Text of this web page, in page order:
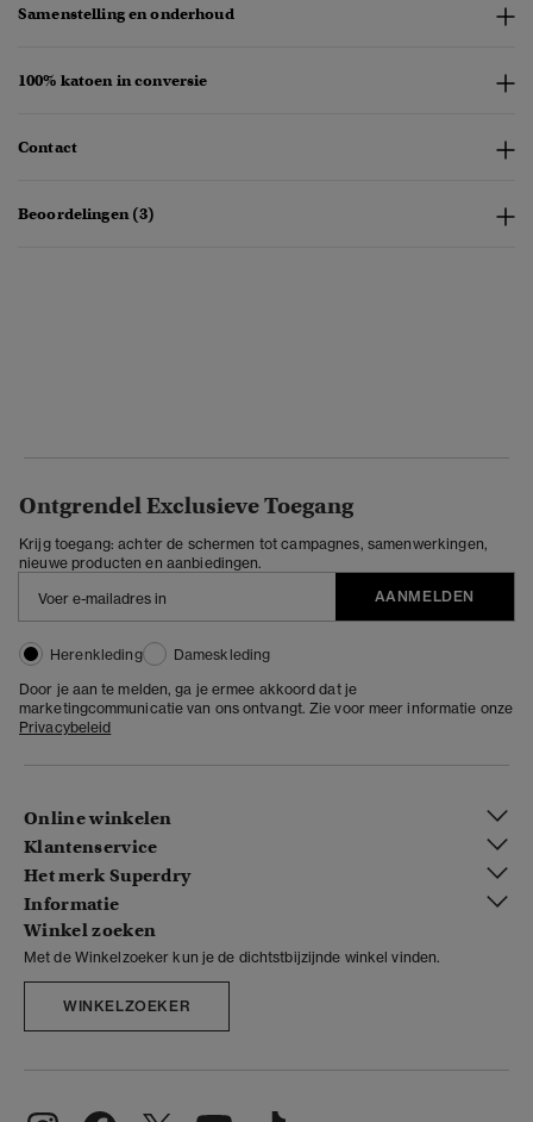
Samenstelling en onderhoud
100% katoen in conversie
Contact
Beoordelingen (3)
Ontgrendel Exclusieve Toegang
Krijg toegang: achter de schermen tot campagnes, samenwerkingen,
nieuwe producten en aanbiedingen.
AANMELDEN
Herenkleding
Dameskleding
Door je aan te melden, ga je ermee akkoord dat je
marketingcommunicatie van ons ontvangt. Zie voor meer informatie onze
Privacybeleid
Online winkelen
Klantenservice
Het merk Superdry
Informatie
Winkel zoeken
Met de Winkelzoeker kun je de dichtstbijzijnde winkel vinden.
WINKELZOEKER